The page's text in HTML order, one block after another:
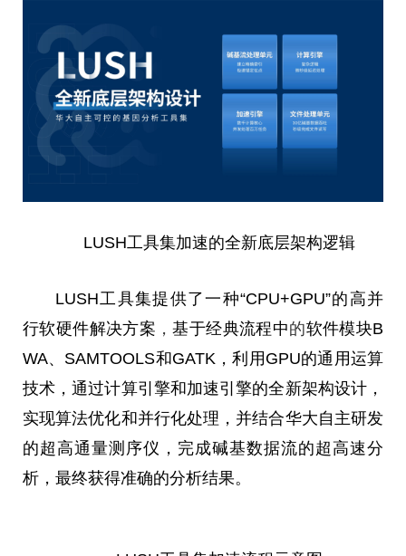
LUSH工具集加速的全新底层架构逻辑
LUSH工具集提供了一种“CPU+GPU”的高并
行软硬件解决方案 ，基于经典流程中的软件模块B
WA、SAMTOOLS和GATK，利用GPU的通用运算
技术，通过计算引擎和加速引擎的全新架构设计，
实现算法优化和并行化处理，并结合华大自主研发
的超高通量测序仪，完成碱基数据流的超高速分
析，最终获得准确的分析结果。